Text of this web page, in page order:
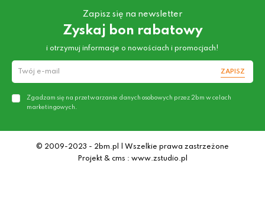
Zapisz się na newsletter
Zyskaj bon rabatowy
i otrzymuj informacje o nowościach i promocjach!
ZAPISZ
Zgadzam się na przetwarzanie danych osobowych przez 2bm w celach
marketingowych.
© 2009-2023 - 2bm.pl | Wszelkie prawa zastrzeżone
Projekt & cms : www.zstudio.pl